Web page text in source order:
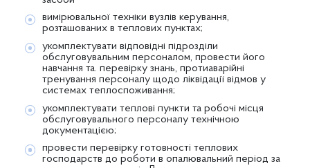
вимірювальної техніки вузлів керування,
розташованих в теплових пунктах;
укомплектувати відповідні підрозділи
обслуговувальним персоналом, провести його
навчання та. перевірку знань, протиаварійні
тренування персоналу щодо ліквідації відмов у
системах теплоспоживання;
укомплектувати теплові пункти та робочі місця
обслуговувального персоналу технічною
документацією;
провести перевірку готовності теплових
господарств до роботи в опалювальний період за